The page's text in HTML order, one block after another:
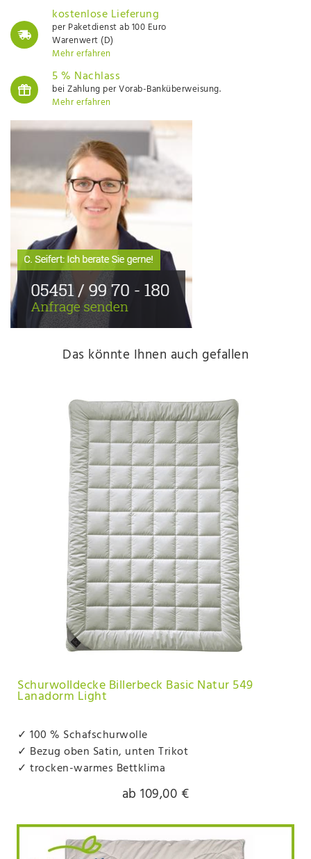
kostenlose Lieferung
per Paketdienst ab 100 Euro
Warenwert (D)
Mehr erfahren
5 % Nachlass
bei Zahlung per Vorab-Banküberweisung.
Mehr erfahren
Das könnte Ihnen auch gefallen
Schurwolldecke Billerbeck Basic Natur 549
Lanadorm Light
✓ 100 % Schafschurwolle
✓ Bezug oben Satin, unten Trikot
✓ trocken-warmes Bettklima
ab 109,00 €